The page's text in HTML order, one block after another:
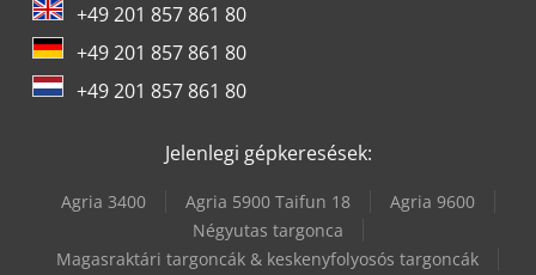
+49 201 857 861 80
+49 201 857 861 80
+49 201 857 861 80
Jelenlegi gépkeresések:
Agria 3400 Agria 5900 Taifun 18
Agria 9600
Négyutas targonca
Magasraktári targoncák & keskenyfolyosós targoncák